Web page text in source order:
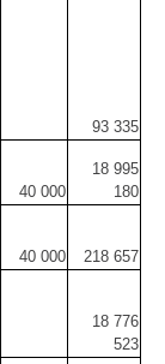
93 335
40 000
18 995
180
40 000 218 657
18 776
523